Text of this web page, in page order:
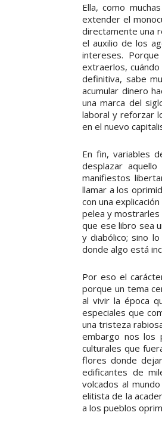
Ella, como
extender el
directamente una
el auxilio de los
intereses.
extraerlos,
definitiva, sabe
acumular dinero
una marca del
laboral y reforzar
en el nuevo
En fin, variables
desplazar
manifiestos
llamar a los
con una
pelea y mostrarles
que ese libro sea
y diabólico; sino
donde algo está
Por eso el
porque un tema
al vivir la época
especiales que
una tristeza
embargo nos los
culturales que
flores donde
edificantes de
volcados al
elitista de la
a los pueblos